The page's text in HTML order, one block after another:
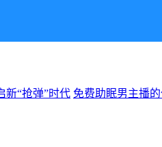
新“抢弹”时代 免费助眠男主播